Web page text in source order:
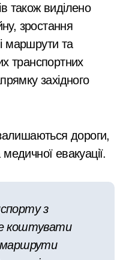
також виділено
зростання
маршрути та
транспортних
західного
дороги,
евакуації.
з
коштувати